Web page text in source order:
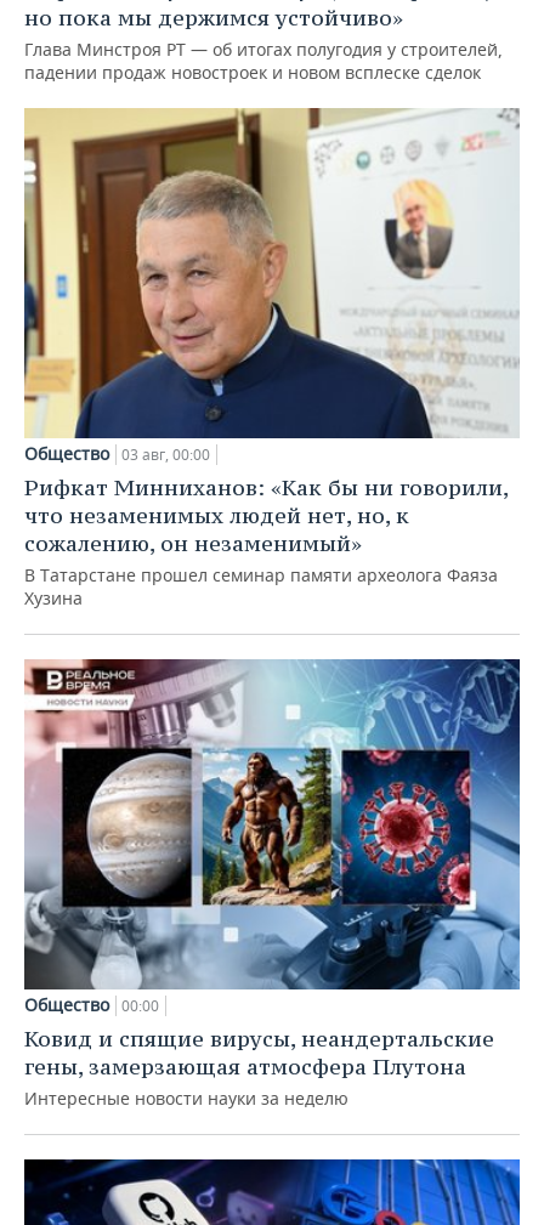
но пока мы держимся устойчиво»
Глава Минстроя РТ — об итогах полугодия у строителей,
падении продаж новостроек и новом всплеске сделок
Общество 03 авг, 00:00
Рифкат Минниханов: «Как бы ни говорили,
что незаменимых людей нет, но, к
сожалению, он незаменимый»
В Татарстане прошел семинар памяти археолога Фаяза
Хузина
Общество 00:00
Ковид и спящие вирусы, неандертальские
гены, замерзающая атмосфера Плутона
Интересные новости науки за неделю